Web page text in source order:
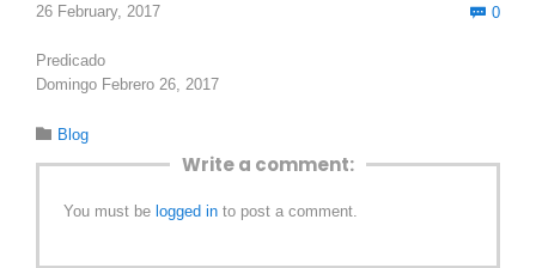
26 February, 2017  0
Predicado
Domingo Febrero 26, 2017
 Category
Blog
Write a comment:
You must be logged in to post a comment.